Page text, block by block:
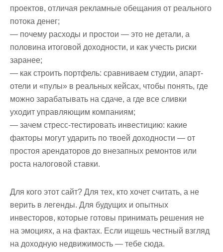
проектов, отличая рекламные обещания от реального
потока денег;
— почему расходы и простои — это не детали, а
половина итоговой доходности, и как учесть риски
заранее;
— как строить портфель: сравниваем студии, апарт-
отели и «пулы» в реальных кейсах, чтобы понять, где
можно зарабатывать на сдаче, а где все сливки
уходит управляющим компаниям;
— зачем стресс‑тестировать инвестицию: какие
факторы могут ударить по твоей доходности — от
простоя арендаторов до внезапных ремонтов или
роста налоговой ставки.
Для кого этот сайт? Для тех, кто хочет считать, а не
верить в легенды. Для будущих и опытных
инвесторов, которые готовы принимать решения не
на эмоциях, а на фактах. Если ищешь честный взгляд
на доходную недвижимость — тебе сюда.